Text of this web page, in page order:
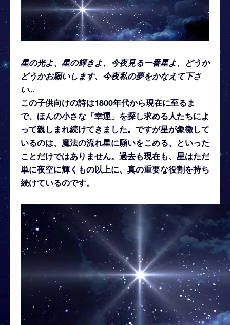
星の光よ、星の輝きよ、今夜見る一番星よ、どうか
どうかお願いします、今夜私の夢をかなえて下さ
い...
この子供向けの詩は1800年代から現在に至るま
で、ほんの小さな「幸運」を探し求める人たちによ
って親しまれ続けてきました。ですが星が象徴して
いるのは、魔法の流れ星に願いをこめる、といった
ことだけではありません。過去も現在も、星はただ
単に夜空に輝くもの以上に、真の重要な役割を持ち
続けているのです。